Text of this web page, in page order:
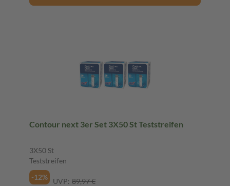
Contour next 3er Set 3X50 St Teststreifen
3X50 St
Teststreifen
-12%
UVP: 89,97 €